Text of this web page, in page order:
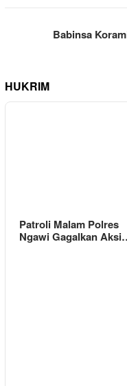
Babinsa
HUKRIM
Patroli Malam Polres
Ngawi Gagalkan